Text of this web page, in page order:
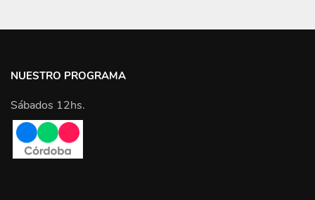
NUESTRO PROGRAMA
Sábados 12hs.